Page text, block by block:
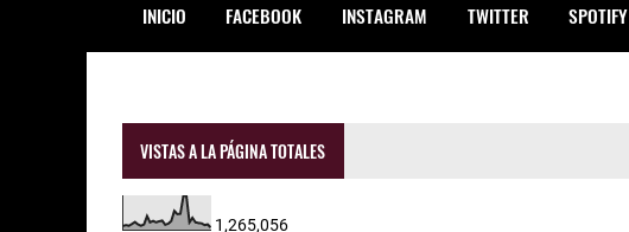
INICIO FACEBOOK INSTAGRAM TWITTER SPOTIFY
VISTAS A LA PÁGINA TOTALES
1,265,056